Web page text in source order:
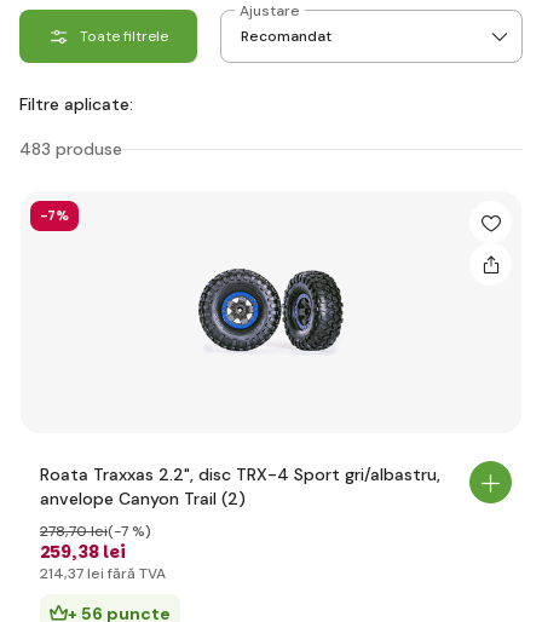
Toate filtrele
Ajustare
Filtre aplicate:
483 produse
-7%
Roata Traxxas 2.2", disc TRX-4 Sport gri/albastru,
anvelope Canyon Trail (2)
259,38 lei
278,70 lei(-7 %)
214,37 lei fără TVA
+ 56 puncte